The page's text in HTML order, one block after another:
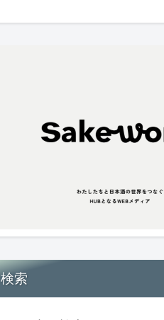
検索